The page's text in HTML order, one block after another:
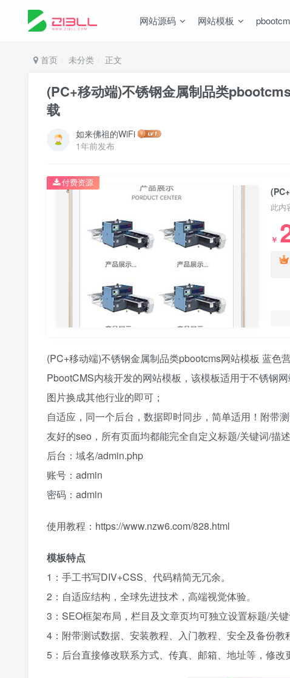
网站源码 网站模板
首页 未分类 正文
(PC+移动端)不锈钢金属制品类
载
如来佛祖的WiFi
1年前发布
此内
￥
付费资源
(PC+移动端)不锈钢金属制品类pbootcms网站模板 蓝色
PbootCMS内核开发的网站模板，该模板适用于不锈钢
图片换成其他行业的即可；
自适应，同一个后台，数据即时同步，简单适用！附带测
友好的seo，所有页面均都能完全自定义标题/关键词/描
后台：域名/admin.php
账号：admin
密码：admin
使用教程：https://www.nzw6.com/828.html
模板特点
1：手工书写DIV+CSS、代码精简无冗余。
2：自适应结构，全球先进技术，高端视觉体验。
3：SEO框架布局，栏目及文章页均可独立设置标题/关键
4：附带测试数据、安装教程、入门教程、安全及备份教
5：后台直接修改联系方式、传真、邮箱、地址等，修改